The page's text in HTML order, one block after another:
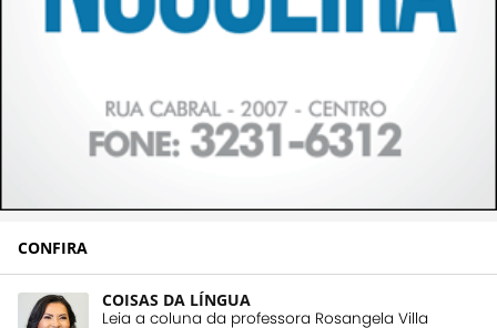
CONFIRA
COISAS DA LÍNGUA
Leia a coluna da professora Rosangela Villa